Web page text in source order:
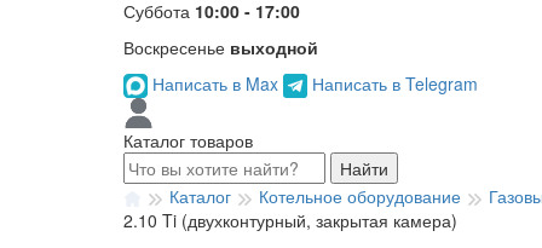
Суббота 10:00 - 17:00
Воскресенье выходной
Написать в Max
Написать в Telegram
Каталог товаров
Найти
Каталог
Котельное оборудование
2.10 Ti (двухконтурный, закрытая камера)